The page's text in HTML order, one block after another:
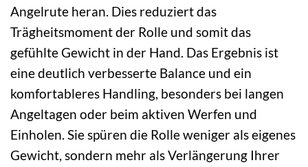
Angelrute heran. Dies reduziert das
Trägheitsmoment der Rolle und somit das
gefühlte Gewicht in der Hand. Das Ergebnis ist
eine deutlich verbesserte Balance und ein
komfortableres Handling, besonders bei langen
Angeltagen oder beim aktiven Werfen und
Einholen. Sie spüren die Rolle weniger als eigenes
Gewicht, sondern mehr als Verlängerung Ihrer